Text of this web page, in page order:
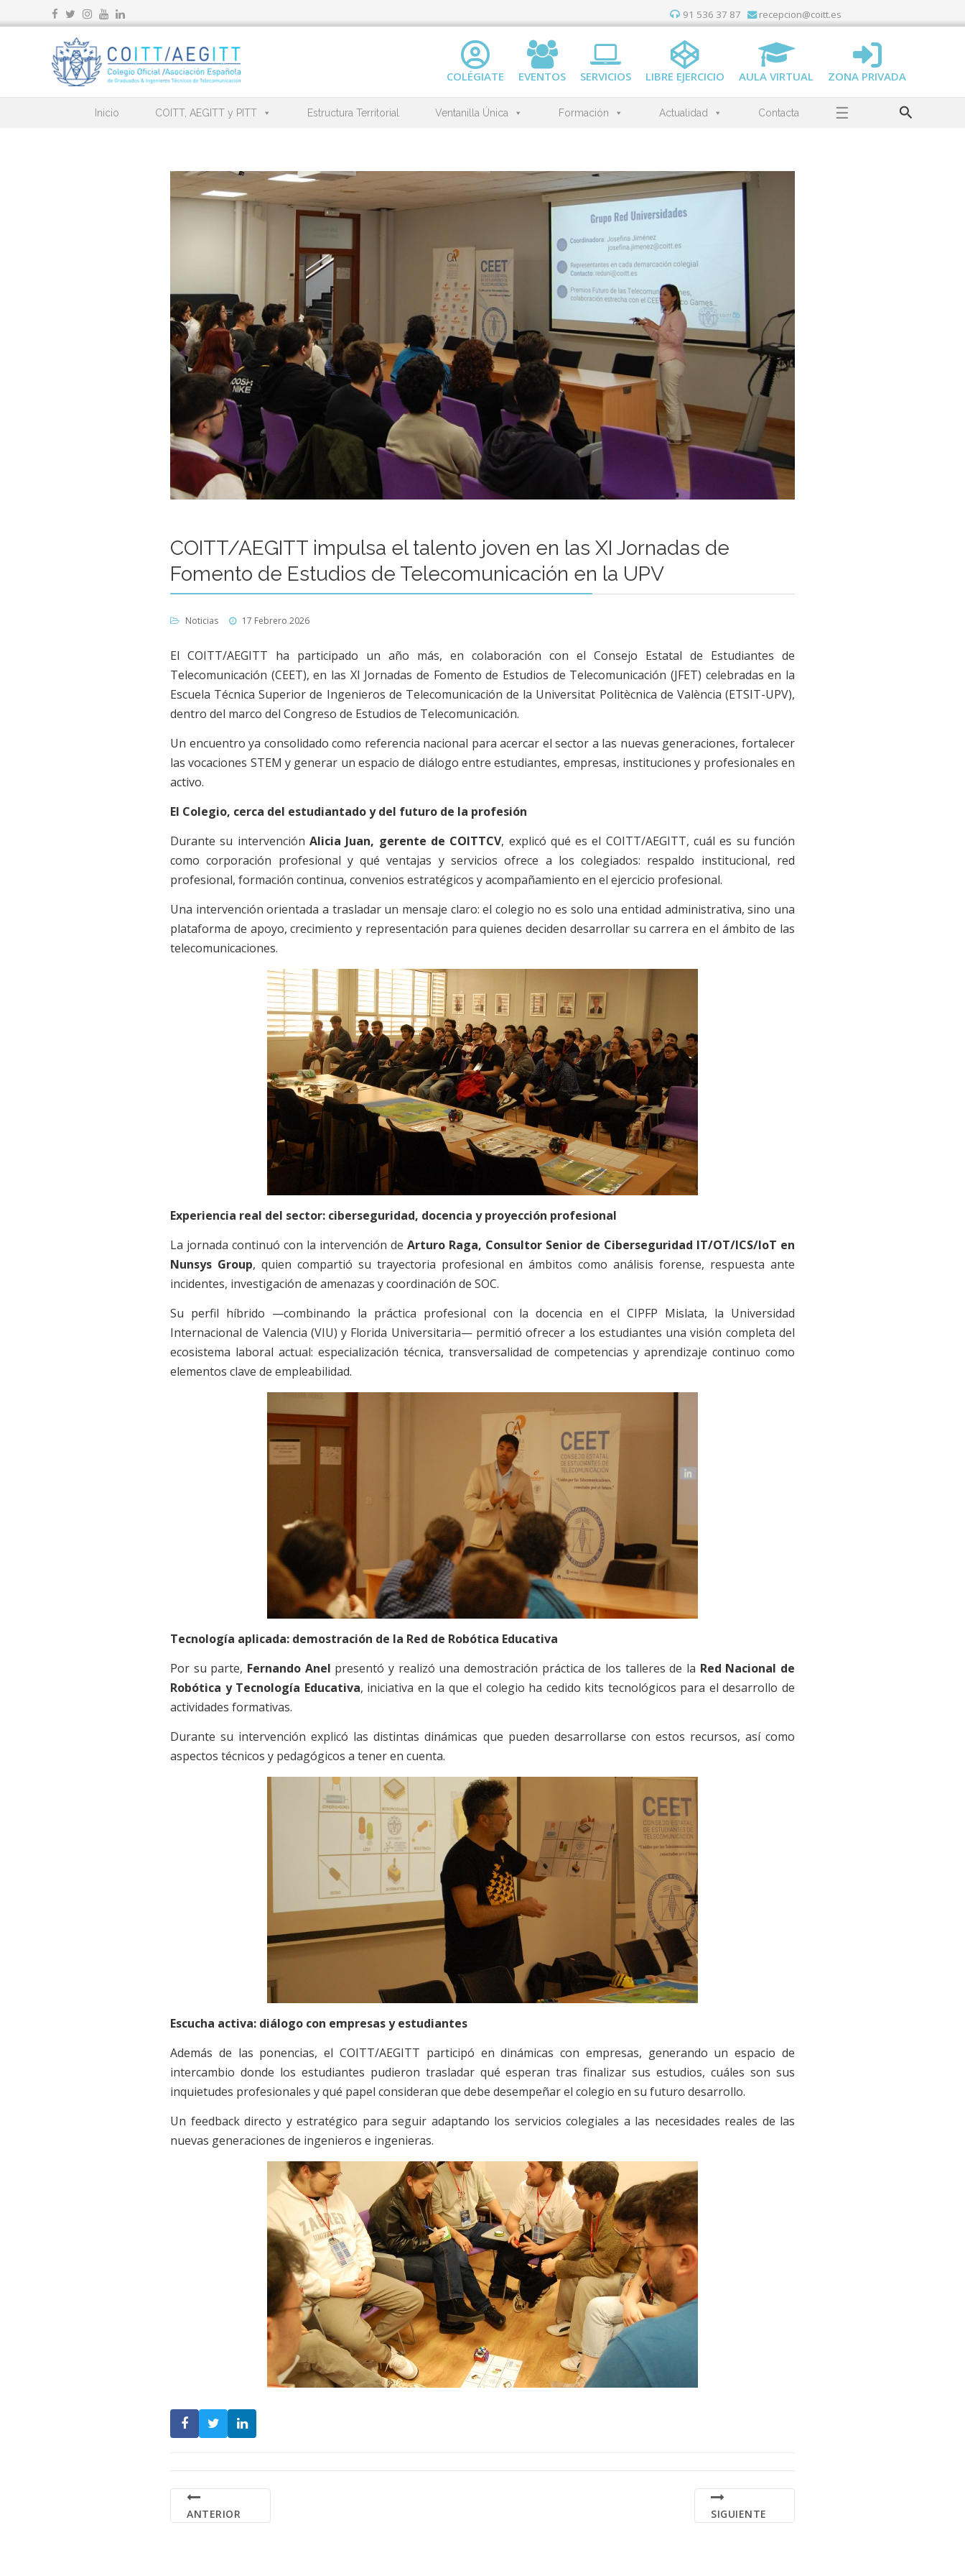
al
91 536 37 87 recepcion@coitt.es
COLÉGIATE EVENTOS SERVICIOS LIBRE EJERCICIO AULA VIRTUAL ZONA PRIVADA
Inicio COITT, AEGITT y PITT Estructura Territorial Ventanilla Única Formación Actualidad Contacta ☰ Buscar
COITT/AEGITT impulsa el talento joven en las XI Jornadas de
Fomento de Estudios de Telecomunicación en la UPV
Noticias 17 Febrero 2026
El COITT/AEGITT ha participado un año más, en colaboración con el Consejo Estatal de Estudiantes de
Telecomunicación (CEET), en las XI Jornadas de Fomento de Estudios de Telecomunicación (JFET) celebradas en la
Escuela Técnica Superior de Ingenieros de Telecomunicación de la Universitat Politècnica de València (ETSIT-UPV),
dentro del marco del Congreso de Estudios de Telecomunicación.
Un encuentro ya consolidado como referencia nacional para acercar el sector a las nuevas generaciones, fortalecer
las vocaciones STEM y generar un espacio de diálogo entre estudiantes, empresas, instituciones y profesionales en
activo.
El Colegio, cerca del estudiantado y del futuro de la profesión
Durante su intervención Alicia Juan, gerente de COITTCV, explicó qué es el COITT/AEGITT, cuál es su función
como corporación profesional y qué ventajas y servicios ofrece a los colegiados: respaldo institucional, red
profesional, formación continua, convenios estratégicos y acompañamiento en el ejercicio profesional.
Una intervención orientada a trasladar un mensaje claro: el colegio no es solo una entidad administrativa, sino una
plataforma de apoyo, crecimiento y representación para quienes deciden desarrollar su carrera en el ámbito de las
telecomunicaciones.
Experiencia real del sector: ciberseguridad, docencia y proyección profesional
La jornada continuó con la intervención de Arturo Raga, Consultor Senior de Ciberseguridad IT/OT/ICS/IoT en
Nunsys Group, quien compartió su trayectoria profesional en ámbitos como análisis forense, respuesta ante
incidentes, investigación de amenazas y coordinación de SOC.
Su perfil híbrido —combinando la práctica profesional con la docencia en el CIPFP Mislata, la Universidad
Internacional de Valencia (VIU) y Florida Universitaria— permitió ofrecer a los estudiantes una visión completa del
ecosistema laboral actual: especialización técnica, transversalidad de competencias y aprendizaje continuo como
elementos clave de empleabilidad.
Tecnología aplicada: demostración de la Red de Robótica Educativa
Por su parte, Fernando Anel presentó y realizó una demostración práctica de los talleres de la Red Nacional de
Robótica y Tecnología Educativa, iniciativa en la que el colegio ha cedido kits tecnológicos para el desarrollo de
actividades formativas.
Durante su intervención explicó las distintas dinámicas que pueden desarrollarse con estos recursos, así como
aspectos técnicos y pedagógicos a tener en cuenta.
Escucha activa: diálogo con empresas y estudiantes
Además de las ponencias, el COITT/AEGITT participó en dinámicas con empresas, generando un espacio de
intercambio donde los estudiantes pudieron trasladar qué esperan tras finalizar sus estudios, cuáles son sus
inquietudes profesionales y qué papel consideran que debe desempeñar el colegio en su futuro desarrollo.
Un feedback directo y estratégico para seguir adaptando los servicios colegiales a las necesidades reales de las
nuevas generaciones de ingenieros e ingenieras.
ANTERIOR SIGUIENTE